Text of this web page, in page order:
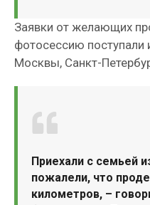
Заявки от желающих
фотосессию поступали
Москвы, Санкт-
Приехали с семьей
пожалели, что
километров, –